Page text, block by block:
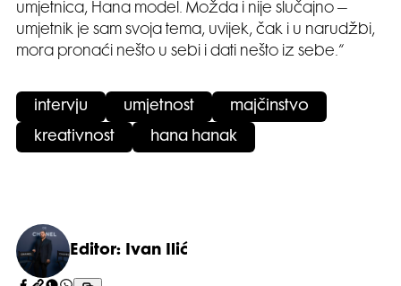
umjetnica, Hana model. Možda i nije slučajno –
umjetnik je sam svoja tema, uvijek, čak i u narudžbi,
mora pronaći nešto u sebi i dati nešto iz sebe.“
intervju umjetnost majčinstvo
kreativnost hana hanak
Editor: Ivan Ilić